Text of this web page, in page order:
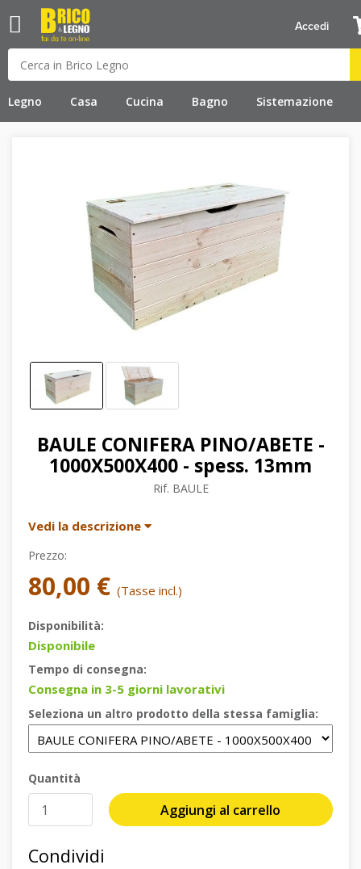
Legno Casa Cucina Bagno Sistemazione
Accedi
BAULE CONIFERA PINO/ABETE -
1000X500X400 - spess. 13mm
Rif. BAULE
Vedi la descrizione
Prezzo:
80,00 € (Tasse incl.)
Disponibilità:
Disponibile
Tempo di consegna:
Consegna in 3-5 giorni lavorativi
Seleziona un altro prodotto della stessa famiglia:
Quantità
Aggiungi al carrello
Condividi